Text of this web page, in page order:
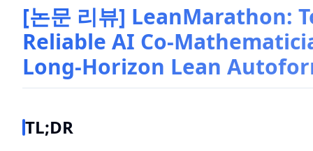
[논문 리뷰] LeanMarathon:
Reliable AI Co-
Long-Horizon Lean
TL;DR